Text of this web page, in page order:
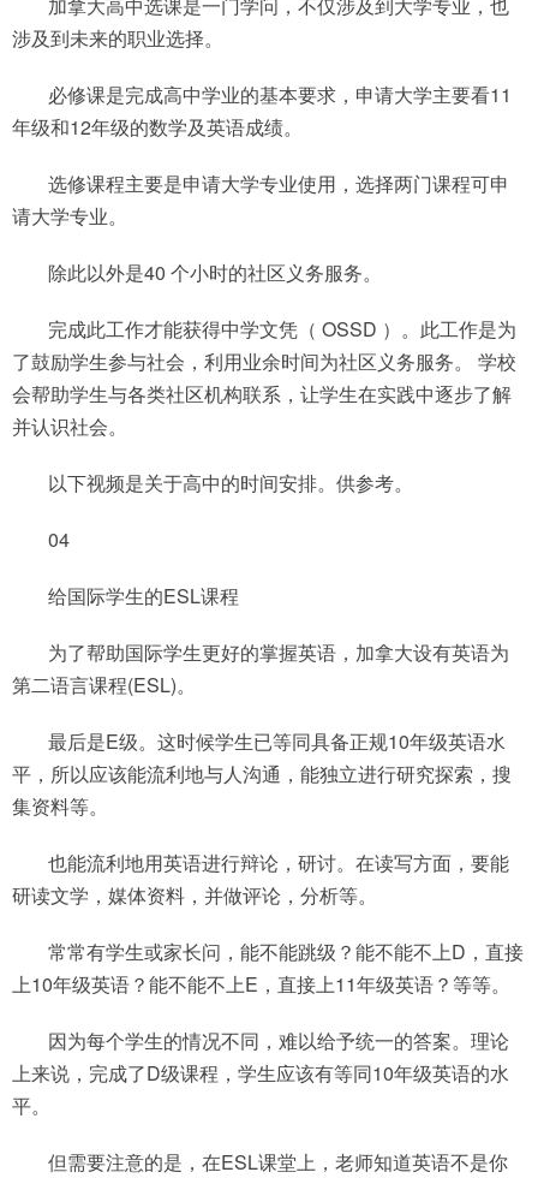
涉及到未来的职业选择。
必修课是完成高中学业的基本要求，申请大学主要看11
年级和12年级的数学及英语成绩。
选修课程主要是申请大学专业使用，选择两门课程可申
请大学专业。
除此以外是40 个小时的社区义务服务。
完成此工作才能获得中学文凭（ OSSD ）。此工作是为
了鼓励学生参与社会，利用业余时间为社区义务服务。 学校
会帮助学生与各类社区机构联系，让学生在实践中逐步了解
并认识社会。
以下视频是关于高中的时间安排。供参考。
04
给国际学生的ESL课程
为了帮助国际学生更好的掌握英语，加拿大设有英语为
第二语言课程(ESL)。
最后是E级。这时候学生已等同具备正规10年级英语水
平，所以应该能流利地与人沟通，能独立进行研究探索，搜
集资料等。
也能流利地用英语进行辩论，研讨。在读写方面，要能
研读文学，媒体资料，并做评论，分析等。
常常有学生或家长问，能不能跳级？能不能不上D，直接
上10年级英语？能不能不上E，直接上11年级英语？等等。
因为每个学生的情况不同，难以给予统一的答案。理论
上来说，完成了D级课程，学生应该有等同10年级英语的水
平。
但需要注意的是，在ESL课堂上，老师知道英语不是你